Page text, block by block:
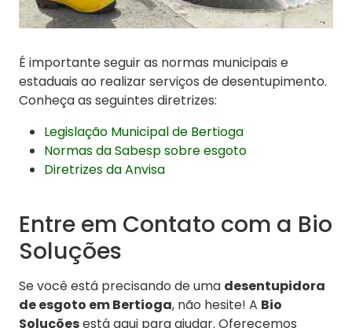
É importante seguir as normas municipais e
estaduais ao realizar serviços de desentupimento.
Conheça as seguintes diretrizes:
Legislação Municipal de Bertioga
Normas da Sabesp sobre esgoto
Diretrizes da Anvisa
Entre em Contato com a Bio
Soluções
Se você está precisando de uma desentupidora
de esgoto em Bertioga, não hesite! A Bio
Soluçõesestá aqui para ajudar. Oferecemos